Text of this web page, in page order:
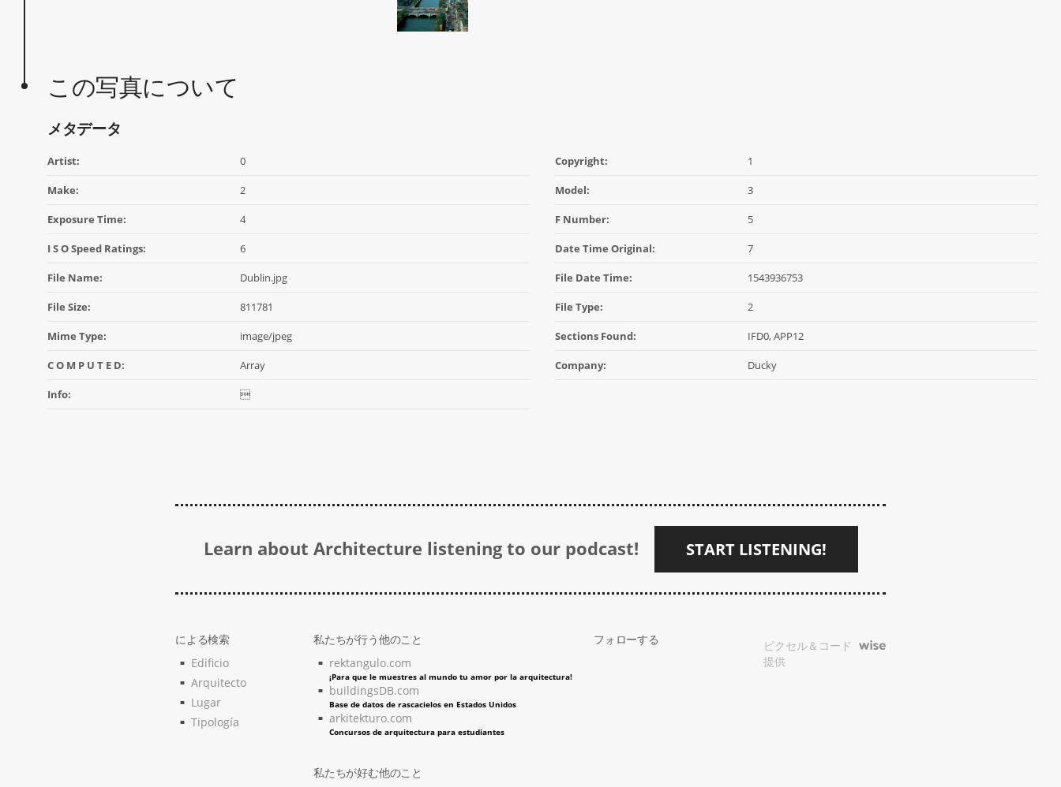
この写真について
メタデータ
Artist: 0 Copyright: 1
Make: 2 Model: 3
Exposure Time: 4 F Number: 5
I S O Speed Ratings: 6 Date Time Original: 7
File Name: Dublin.jpg File Date Time: 1543936753
File Size: 811781 File Type: 2
Mime Type: image/jpeg Sections Found: IFD0, APP12
C O M P U T E D: Array Company: Ducky
Info: 
Learn about Architecture listening to our podcast! START LISTENING!
による検索
Edificio
Arquitecto
Lugar
Tipología
私たちが行う他のこと
rektangulo.com
¡Para que le muestres al mundo tu amor por la arquitectura!
buildingsDB.com
Base de datos de rascacielos en Estados Unidos
arkitekturo.com
Concursos de arquitectura para estudiantes
私たちが好む他のこと
フォローする
ピクセル＆コード
提供